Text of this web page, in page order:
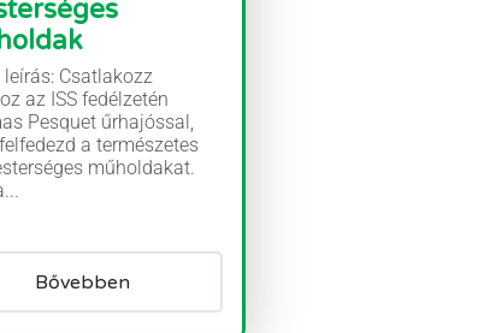
leírás: Csatlakozz
az ISS fedélzetén
Pesquet űrhajóssal,
a természetes
műholdakat.
Bővebben